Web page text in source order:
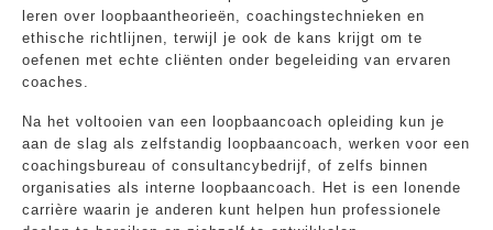
leren over loopbaantheorieën, coachingstechnieken en
ethische richtlijnen, terwijl je ook de kans krijgt om te
oefenen met echte cliënten onder begeleiding van ervaren
coaches.
Na het voltooien van een loopbaancoach opleiding kun je
aan de slag als zelfstandig loopbaancoach, werken voor een
coachingsbureau of consultancybedrijf, of zelfs binnen
organisaties als interne loopbaancoach. Het is een lonende
carrière waarin je anderen kunt helpen hun professionele